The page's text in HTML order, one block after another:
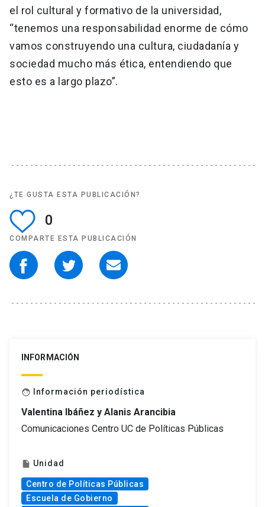
el rol cultural y formativo de la universidad,
“tenemos una responsabilidad enorme de cómo
vamos construyendo una cultura, ciudadanía y
sociedad mucho más ética, entendiendo que
esto es a largo plazo”.
¿TE GUSTA ESTA PUBLICACIÓN?
0
COMPARTE ESTA PUBLICACIÓN
INFORMACIÓN
face Información periodística
Valentina Ibáñez y Alanis Arancibia
Comunicaciones Centro UC de Políticas Públicas
insert_drive_file Unidad
Centro de Políticas Públicas
Escuela de Gobierno